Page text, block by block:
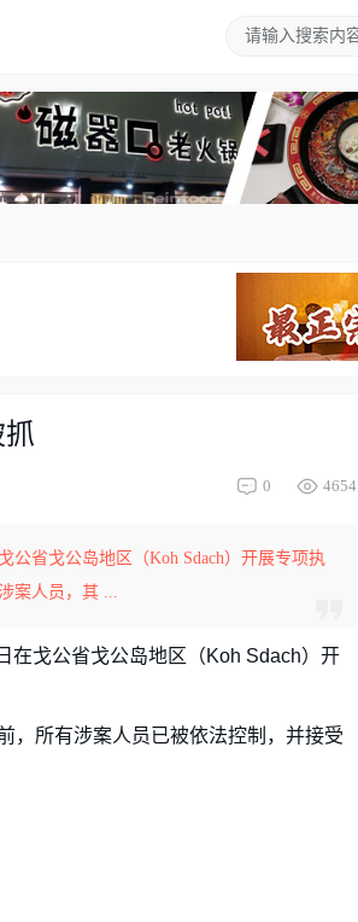
4654
0
省戈公岛地区（Koh Sdach）开展专项执
案人员，其 ...
在戈公省戈公岛地区（Koh Sdach）开
，所有涉案人员已被依法控制，并接受